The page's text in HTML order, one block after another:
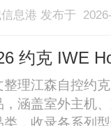
光配镜的写字楼
60%优惠，兼顾
息港 发布于
约克 IWE
心参数汇总
整理江森自控约
，涵盖室外主机
类，收录各系列